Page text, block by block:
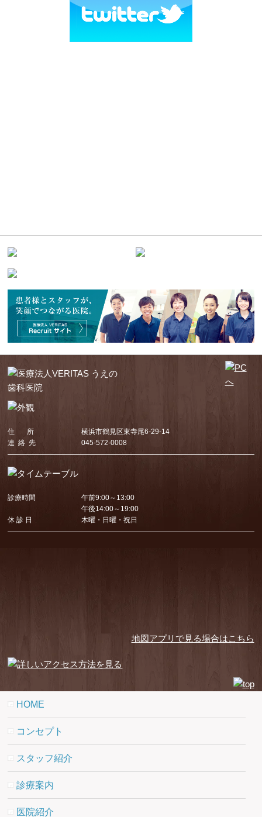
住 所
横浜市鶴見区東寺尾6-29-14
連 絡 先
045-572-0008
診療時間
午前9:00～13:00
午後14:00～19:00
休 診 日
木曜・日曜・祝日
地図アプリで見る場合はこちら
HOME
コンセプト
スタッフ紹介
診療案内
医院紹介